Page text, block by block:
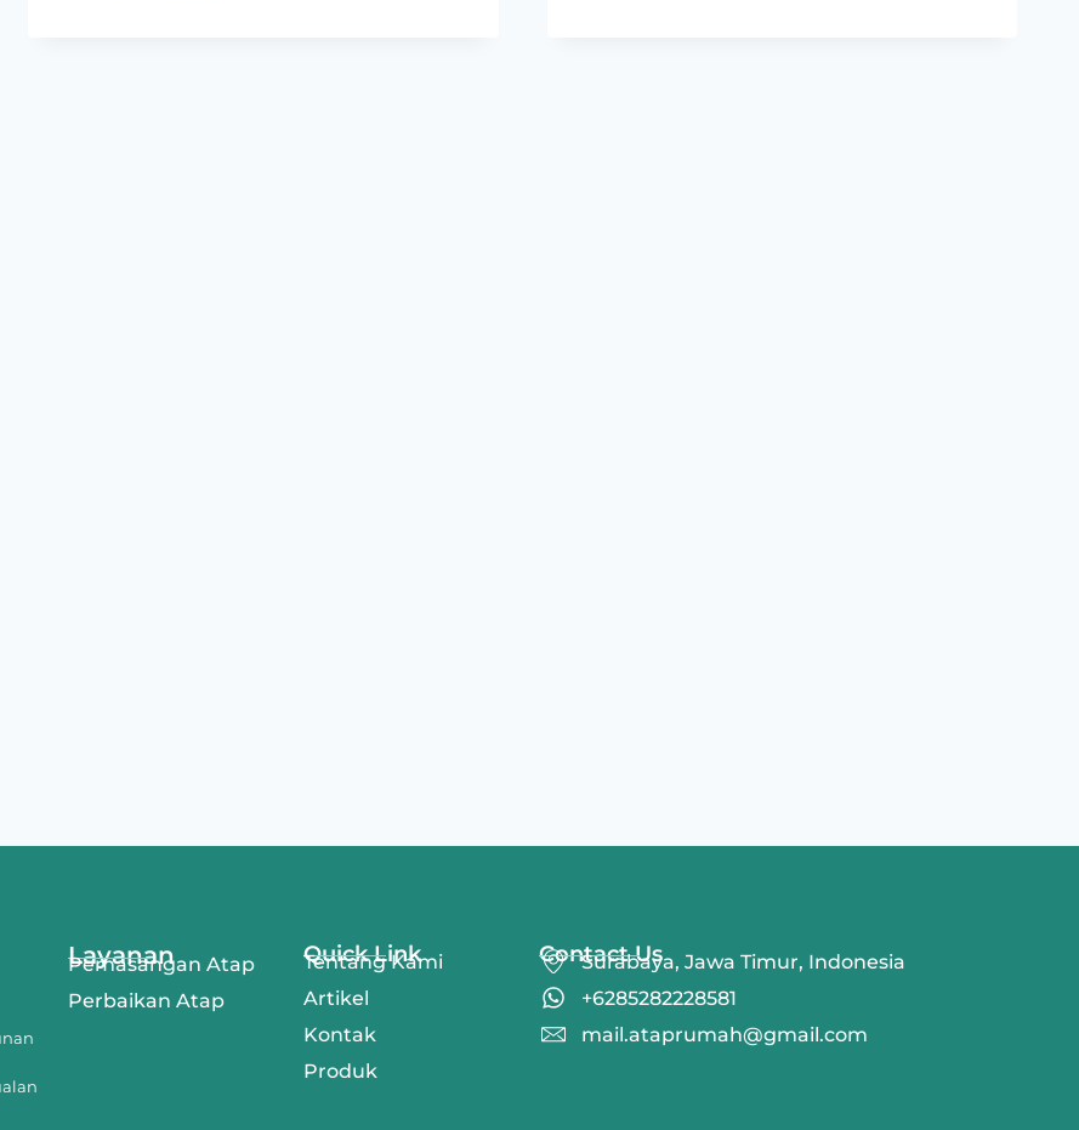
Layanan
Pemasangan Atap
Perbaikan Atap
Quick Link
Tentang Kami
Artikel
Kontak
Produk
Contact Us
Surabaya, Jawa Timur, Indonesia
+6285282228581
mail.ataprumah@gmail.com